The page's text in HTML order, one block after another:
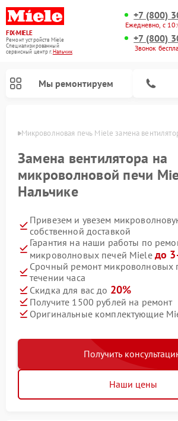
FIX-MIELE
Ремонт устройств Miele
Специализированный
cервисный центр г.Нальчик
+7 (800)
Ежедневно, с
+7 (800)
Звонок
Мы ремонтируем
Микроволновая печь Miele замена
Замена вентилятора на
микроволновой печи
Нальчике
Привезем и увезем
собственной доставкой
Гарантия на наши работы по
микроволновых печей Miele до
Срочный ремонт микроволновых
течении часа
Скидка для вас до 20%
Получите 1500 рублей на ремонт
Оригинальные комплектующие
Получить
Наши цены